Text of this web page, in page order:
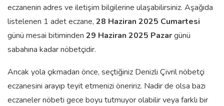
eczanenin adres ve iletişim bilgilerine ulaşabilirsiniz. Aşağıda
listelenen 1 adet eczane, 28 Haziran 2025 Cumartesi
günü mesai bitiminden 29 Haziran 2025 Pazargünü
sabahına kadar nöbetçidir.
Ancak yola çıkmadan önce, seçtiğiniz Denizli Çivril nöbetçi
eczanesini arayıp teyit etmenizi öneririz. Nadir de olsa bazı
eczaneler nöbeti gece boyu tutmuyor olabilir veya farklı bir